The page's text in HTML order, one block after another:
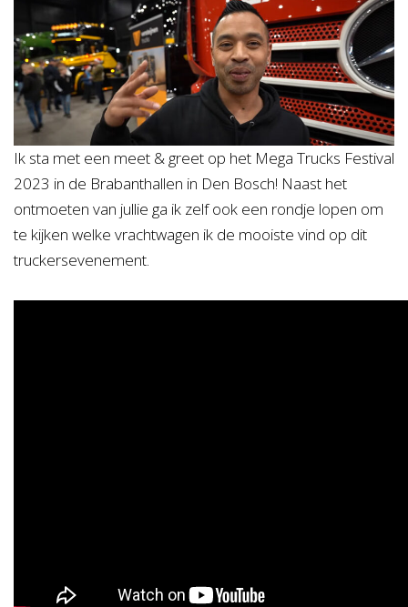
Ik sta met een meet & greet op het Mega Trucks Festival
2023 in de Brabanthallen in Den Bosch! Naast het
ontmoeten van jullie ga ik zelf ook een rondje lopen om
te kijken welke vrachtwagen ik de mooiste vind op dit
truckersevenement.